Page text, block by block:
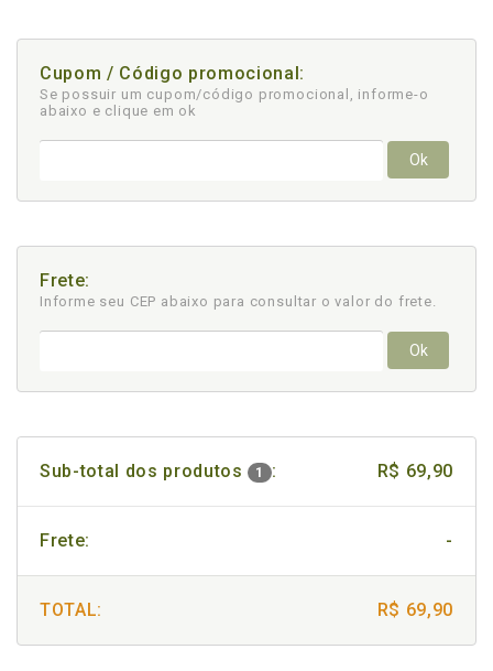
Cupom / Código promocional:
Se possuir um cupom/código promocional, informe-o
abaixo e clique em ok
Ok
Frete:
Informe seu CEP abaixo para consultar o valor do frete.
Ok
Sub-total dos produtos 1 : R$ 69,90
Frete: -
TOTAL: R$ 69,90